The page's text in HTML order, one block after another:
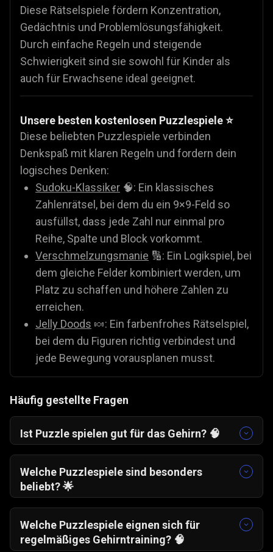
Diese Rätselspiele fördern Konzentration,
Gedächtnis und Problemlösungsfähigkeit.
Durch einfache Regeln und steigende
Schwierigkeit sind sie sowohl für Kinder als
auch für Erwachsene ideal geeignet.
Unsere besten kostenlosen Puzzlespiele ⭐
Diese beliebten Puzzlespiele verbinden
Denkspaß mit klaren Regeln und fordern dein
logisches Denken:
Sudoku-Klassiker 🧠: Ein klassisches
Zahlenrätsel, bei dem du ein 9×9-Feld so
ausfüllst, dass jede Zahl nur einmal pro
Reihe, Spalte und Block vorkommt.
Verschmelzungsmanie 🔢: Ein Logikspiel, bei
dem gleiche Felder kombiniert werden, um
Platz zu schaffen und höhere Zahlen zu
erreichen.
Jelly Doods 🍬: Ein farbenfrohes Rätselspiel,
bei dem du Figuren richtig verbindest und
jede Bewegung vorausplanen musst.
Häufig gestellte Fragen
Ist Puzzle spielen gut für das Gehirn? 🧠
Ja. Puzzlespiele fördern das logische Denken,
verbessern die Konzentration und trainieren das
Gedächtnis. Regelmäßiges Spielen kann helfen,
geistig fit zu bleiben und
Problemlösungsfähigkeiten zu stärken.
Welche Puzzlespiele sind besonders
beliebt? 🌟
Regeln und zunehmender Herausforderung,
zum Beispiel:
Welche Puzzlespiele eignen sich für
regelmäßiges Gehirntraining? 🧠